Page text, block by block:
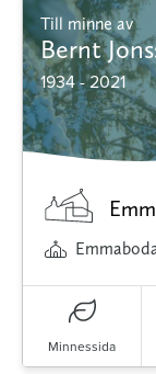
Till minne av
Bernt
1934 - 2021
Minnessida